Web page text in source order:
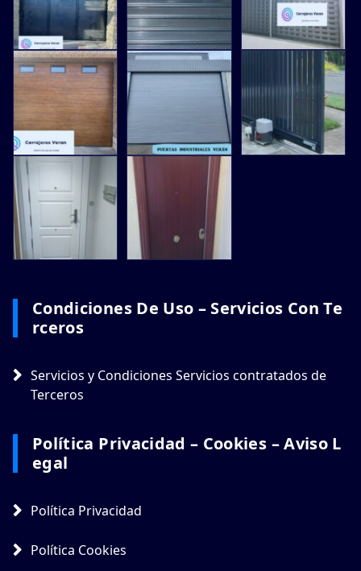
Condiciones De Uso – Servicios Con Te
Rceros
Servicios y Condiciones Servicios contratados de
Terceros
Política Privacidad – Cookies – Aviso L
Egal
Política Privacidad
Política Cookies